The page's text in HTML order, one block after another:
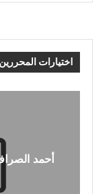
اختيارات المحررين
أحمد